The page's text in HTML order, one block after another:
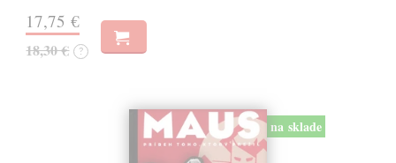
17,75 €
18,30 € ?
na sklade